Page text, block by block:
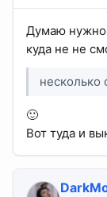
Думаю нужно
куда не не
несколько
🙂
Вот туда и